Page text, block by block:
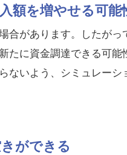
額を増やせる可能
合があります。したが
たに資金調達できる可
ないよう、シミュレー
ができる